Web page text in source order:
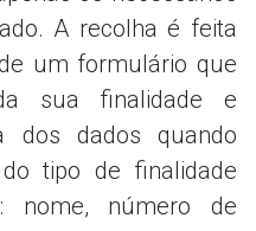
A recolha é feita
um formulário que
sua finalidade e
dos dados quando
tipo de finalidade
nome, número de